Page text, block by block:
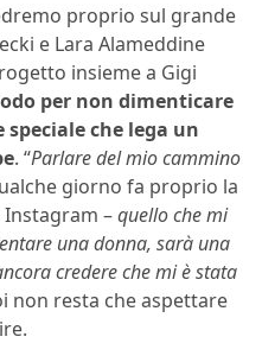
proprio sul grande
e Lara Alameddine
insieme a Gigi
per non dimenticare
speciale che lega un
. “Parlare del mio cammino
giorno fa proprio la
–quello che mi
una donna, sarà una
credere che mi è stata
non resta che aspettare